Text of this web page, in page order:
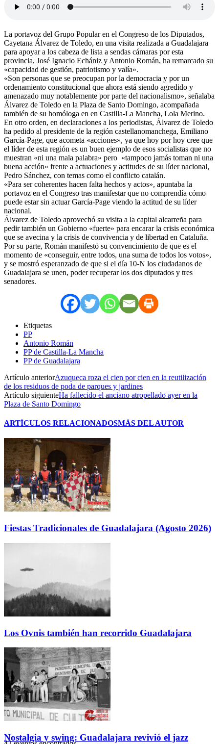
La portavoz del Grupo Popular en el Congreso de los Diputados,
Cayetana Álvarez de Toledo, en una visita realizada a Guadalajara
para apoyar a los cabeza de lista a sendas cámaras por esta
provincia, José Ignacio Echániz y Antonio Román, ha remarcado su
«capacidad de gestión, patriotismo y valía».
«Son personas que se preocupan por la democracia y por un
ordenamiento constitucional que ahora está siendo agredido y
amenazado muy notablemente por parte del nacionalismo», señalaba
Álvarez de Toledo en la Plaza de Santo Domingo, acompañada
también de su homóloga en en Castilla-La Mancha, Lola Merino.
En otro orden, en declaraciones a los periodistas, Álvarez de Toledo
ha pedido al presidente de la región castellanomanchega, Emiliano
García-Page, que acometa «acciones», ya que hoy por hoy cree que
el líder de esta región es un buen ejemplo de esos socialistas que no
muestran «ni una mala palabra» pero «tampoco jamás toman ni una
buena acción» frente a actuaciones y actitudes de su líder nacional,
Pedro Sánchez, con temas como el conflicto catalán.
«Para ser coherentes hacen falta hechos y actos», apuntaba la
portavoz en el Congreso tras manifestar que no comprendía cómo
puede estar sin actuar García-Page viendo la actitud de su líder
nacional.
Álvarez de Toledo aprovechó su visita a la capital alcarreña para
pedir también un Gobierno «fuerte» para encarar la crisis económica
que se avecina y la crisis de convivencia y de libertad en Cataluña.
Por su parte, Román manifestó su convencimiento de que es el
momento de «conseguir, entre todos, una suma de todos los votos»,
y se mostró esperanzado de que si el día 10-N los ciudadanos de
Guadalajara se unen, poder recuperar los dos diputados y tres
senadores.
Etiquetas
PP
Antonio Román
PP de Castilla-La Mancha
PP de Guadalajara
Artículo anteriorAzuqueca roza el cien por cien en la reutilización
de los residuos de poda de parques y jardines
Artículo siguienteHa fallecido el anciano atropellado ayer en la
Plaza de Santo Domingo
ARTÍCULOS RELACIONADOSMÁS DEL AUTOR
Fiestas Tradicionales de Guadalajara (Agosto 2026)
Los Ovnis también han recorrido Guadalajara
Nostalgia y swing: Guadalajara revivió el jazz